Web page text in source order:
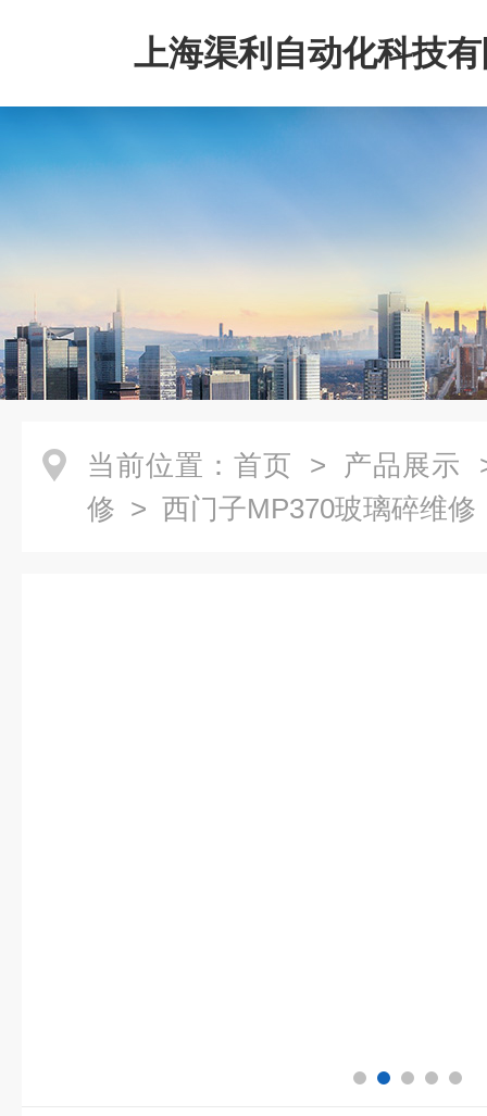
上海渠利自动化科技
当前位置： 首页 > 产品展示
修 > 西门子MP370玻璃碎维修